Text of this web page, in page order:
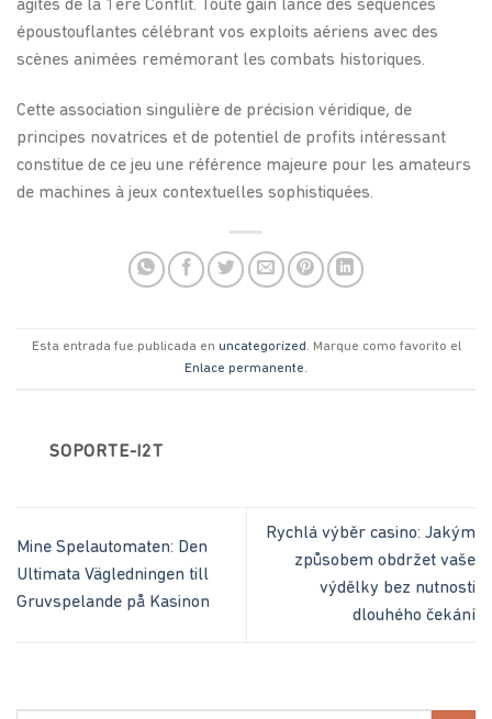
agités de la 1ère Conflit. Toute gain lance des séquences
époustouflantes célébrant vos exploits aériens avec des
scènes animées remémorant les combats historiques.
Cette association singulière de précision véridique, de
principes novatrices et de potentiel de profits intéressant
constitue de ce jeu une référence majeure pour les amateurs
de machines à jeux contextuelles sophistiquées.
Esta entrada fue publicada en uncategorized. Marque como favorito el
Enlace permanente.
SOPORTE-I2T
Mine Spelautomaten: Den
Ultimata Vägledningen till
Gruvspelande på Kasinon
Rychlá výběr casino: Jakým
způsobem obdržet vaše
výdělky bez nutnosti
dlouhého čekání